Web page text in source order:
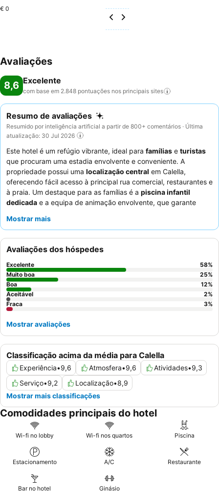
€ 0
Avaliações
8,6 Excelente
com base em 2.848 pontuações nos principais sites
Resumo de avaliações
Resumido por inteligência artificial a partir de 800+ comentários · Última
atualização: 30 Jul 2026
Este hotel é um refúgio vibrante, ideal para famílias e turistas
que procuram uma estadia envolvente e conveniente. A
propriedade possui uma localização central em Calella,
oferecendo fácil acesso à principal rua comercial, restaurantes e
à praia. Um destaque para as famílias é a piscina infantil
dedicada e a equipa de animação envolvente, que garante
elogiam consistentemente os
omeletes frescas e uma grande variedade de opções. Para uma
experiência mais tranquila, considere solicitar um quarto virado
para longe dos corredores principais devido à ocasional
transferência de ruído.
Mostrar mais
Classificação acima da média para Calella
Experiência•9,6 Atmosfera•9,6 Atividades•9,3
Serviço•9,2 Localização•8,9
Mostrar mais classificações
Avaliações dos hóspedes
Excelente 58%
Muito boa
25%
Boa
12%
Aceitável
2%
Fraca
3%
Mostrar avaliações
Comodidades principais do hotel
Wi-fi no lobby Wi-fi nos quartos Piscina
Estacionamento A/C Restaurante
Bar no hotel Ginásio